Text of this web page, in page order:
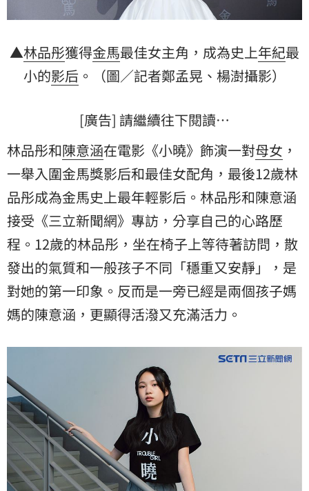
▲林品彤獲得金馬最佳女主角，成為史上年紀最
小的影后 。（圖／記者鄭孟晃、楊澍攝影）
[廣告] 請繼續往下閱讀…
林品彤和陳意涵在電影《小曉》飾演一對母女 ，
一舉入圍金馬獎影后和最佳女配角，最後12歲林
品彤成為金馬史上最年輕影后。林品彤和陳意涵
接受《三立新聞網》專訪，分享自己的心路歷
程。12歲的林品彤，坐在椅子上等待著訪問，散
發出的氣質和一般孩子不同「穩重又安靜」，是
對她的第一印象。反而是一旁已經是兩個孩子媽
媽的陳意涵，更顯得活潑又充滿活力。